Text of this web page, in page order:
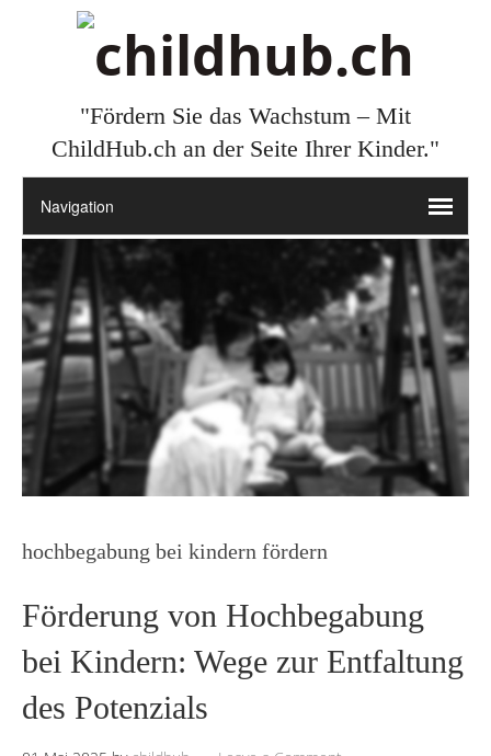
"Fördern Sie das Wachstum – Mit
ChildHub.ch an der Seite Ihrer Kinder."
hochbegabung bei kindern fördern
Förderung von Hochbegabung
bei Kindern: Wege zur Entfaltung
des Potenzials